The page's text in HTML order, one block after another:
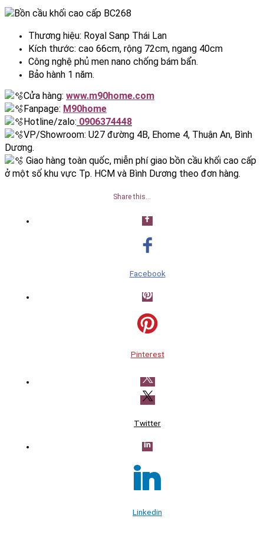
Thương hiệu: Royal Sanp Thái Lan
Kích thước: cao 66cm, rộng 72cm, ngang 40cm
Công nghệ phủ men nano chống bám bẩn.
Bảo hành 1 năm.
Cửa hàng: www.m90home.com
Fanpage: M90home
Hotline/zalo: 0906374448
VP/Showroom: U27 đường 4B, Ehome 4, Thuận An, Bình
Dương.
Giao hàng toàn quốc, miễn phí giao bồn cầu khối cao cấp
ở một số khu vực Tp. HCM và Bình Dương theo đơn hàng.
Share this…
Facebook
Pinterest
Twitter
Linkedin